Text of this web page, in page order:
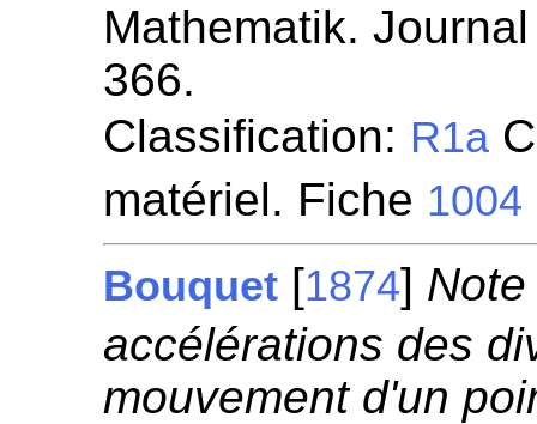
Mathematik.
366.
Classification: R1a
matériel. Fiche 1004
Bouquet [1874]
accélérations des
mouvement d'un